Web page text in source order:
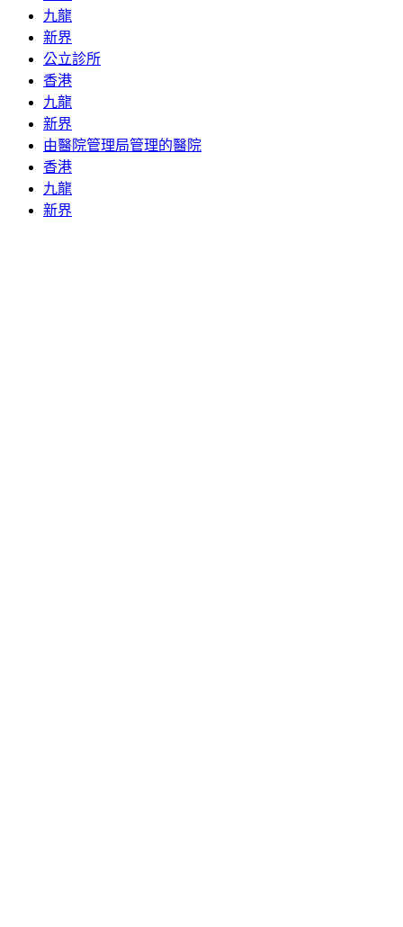
九龍
新界
公立診所
香港
九龍
新界
由醫院管理局管理的醫院
香港
九龍
新界